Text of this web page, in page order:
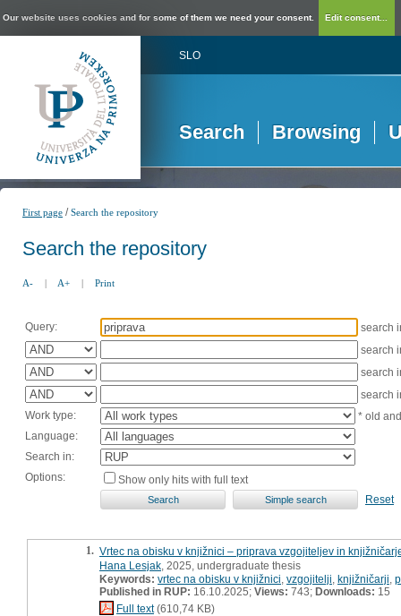
Our website uses cookies and for some of them we need your consent. Edit consent...
SLO
Search Browsing
First page /Search the repository
Search the repository
A- | A+ | Print
Query:
search
search
search
search
Work type:
* old
Language:
Search in:
Options:
Show only hits with full text
Reset
1. Vrtec na obisku v knjižnici – priprava vzgojiteljev in
Hana Lesjak , 2025, undergraduate thesis
Keywords: vrtec na obisku v knjižnici vzgojitelji knjižničarji
Published in RUP: 16.10.2025; Views: 743; Downloads: 15
Full text(610,74 KB)